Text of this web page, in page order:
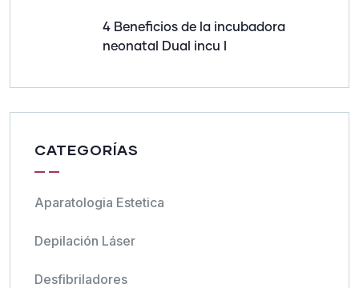
4 Beneficios de la incubadora
neonatal Dual incu I
CATEGORÍAS
Aparatologia Estetica
Depilación Láser
Desfibriladores